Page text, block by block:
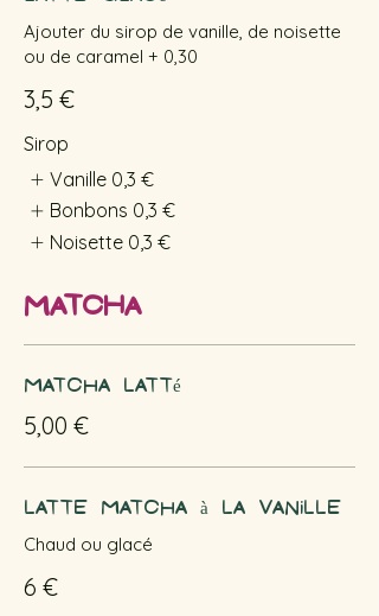
Ajouter du sirop de vanille, de noisette
ou de caramel + 0,30
3,5 €
Sirop
Vanille 0,3 €
Bonbons 0,3 €
Noisette 0,3 €
Matcha
Matcha Latté
5,00 €
Latte matcha à la vanille
Chaud ou glacé
6 €